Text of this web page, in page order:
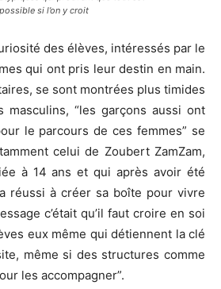
possible si l’on y croit
des élèves, intéressés par le
qui ont pris leur destin en main.
se sont montrées plus timides
masculins, “les garçons aussi ont
le parcours de ces femmes” se
celui de Zoubert ZamZam,
à 14 ans et qui après avoir été
réussi à créer sa boîte pour vivre
c’était qu’il faut croire en soi
eux même qui détiennent la clé
même si des structures comme
les accompagner”.